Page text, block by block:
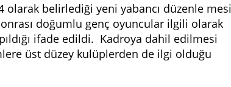
olarak belirlediği yeni yabancı düzenle mesi
doğumlu genç oyuncular ilgili olarak
ifade edildi. Kadroya dahil edilmesi
üst düzey kulüplerden de ilgi olduğu